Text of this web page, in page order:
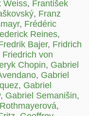
Weiss,František
,Franz
,Frédéric
Reines,
Bajer,Fridrich
Friedrich von
Chopin,Gabriel
,Gabriel
,Gabriel
,Gabriel Semanišin,
,